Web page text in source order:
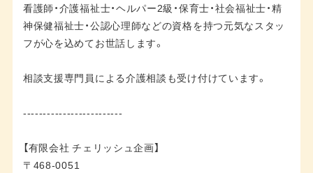
看護師・介護福祉士・ヘルパー2級・保育士・社会福祉士・精
神保健福祉士・公認心理師などの資格を持つ元気なスタッ
フが心を込めてお世話します。
相談支援専門員による介護相談も受け付けています。
-------------------------
【有限会社 チェリッシュ企画】
〒468-0051